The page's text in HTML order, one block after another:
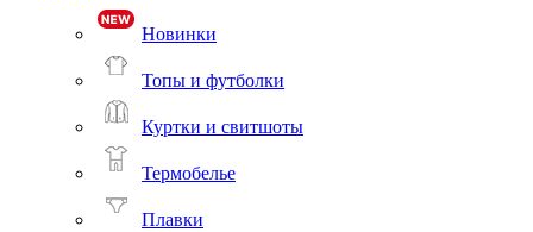
Новинки
Топы и футболки
Куртки и свитшоты
Термобелье
Плавки